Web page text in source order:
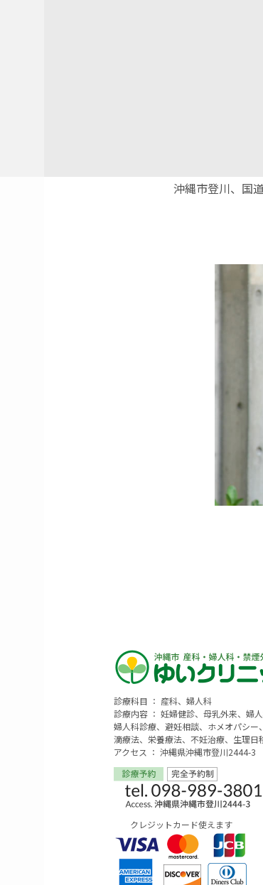
沖縄市登川、国
診療科目 ： 産科、婦人科
診療内容 ： 妊婦健診、母乳外来、婦
婦人科診療、避妊相談、ホメオパシ
滴療法、栄養療法、不妊治療、生理
アクセス ： 沖縄県沖縄市登川2444-3
クレジットカード使えます